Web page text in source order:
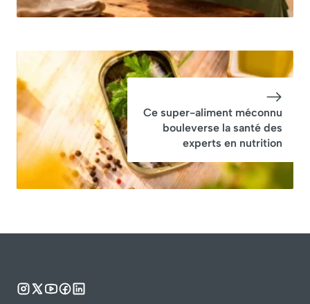
Ce super-aliment méconnu
bouleverse la santé des
experts en nutrition